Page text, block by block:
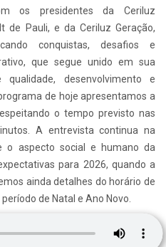
os presidentes da Ceriluz
de Pauli, e da Ceriluz Geração,
conquistas, desafios e
que segue unido em sua
desenvolvimento e
de hoje apresentamos a
o tempo previsto nas
A entrevista continua na
o aspecto social e humano da
para 2026, quando a
ainda detalhes do horário de
de Natal e Ano Novo.